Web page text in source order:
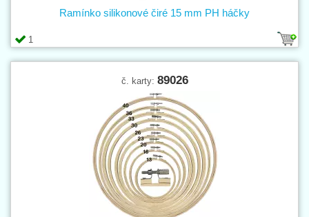
1
Ramínko silikonové čiré 15 mm PH háčky
č. karty: 89026